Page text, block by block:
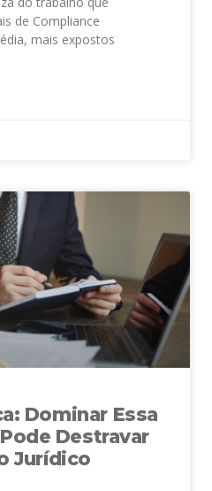
de Compliance
mais expostos
Dominar Essa
Destravar
Jurídico